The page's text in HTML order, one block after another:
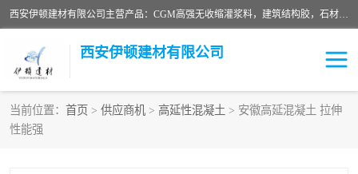
西安伊顿建材有限公司主营产品：CGM高强无收缩灌浆料，建筑结构胶，石材粘合剂，柔性防水材料，环氧修补砂浆等在各个行业得到了客户认可。
西安伊顿建材有限公司
当前位置： 首页 > 供应商机 > 高延性混凝土 > 安徽高延混凝土 拉伸
性能强
灌浆料